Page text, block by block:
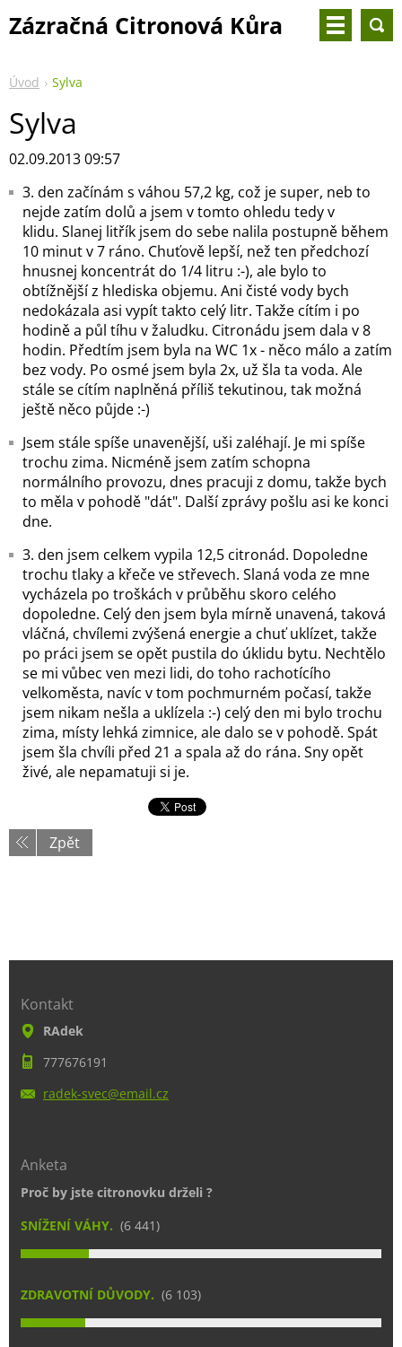
Zázračná Citronová Kůra
Úvod Sylva
Sylva
02.09.2013 09:57
3. den začínám s váhou 57,2 kg, což je super, neb to
nejde zatím dolů a jsem v tomto ohledu tedy v
klidu. Slanej litřík jsem do sebe nalila postupně během
10 minut v 7 ráno. Chuťově lepší, než ten předchozí
hnusnej koncentrát do 1/4 litru :-), ale bylo to
obtížnější z hlediska objemu. Ani čisté vody bych
nedokázala asi vypít takto celý litr. Takže cítím i po
hodině a půl tíhu v žaludku. Citronádu jsem dala v 8
hodin. Předtím jsem byla na WC 1x - něco málo a zatím
bez vody. Po osmé jsem byla 2x, už šla ta voda. Ale
stále se cítím naplněná příliš tekutinou, tak možná
ještě něco půjde :-)
Jsem stále spíše unavenější, uši zaléhají. Je mi spíše
trochu zima. Nicméně jsem zatím schopna
normálního provozu, dnes pracuji z domu, takže bych
to měla v pohodě "dát". Další zprávy pošlu asi ke konci
dne.
3. den jsem celkem vypila 12,5 citronád. Dopoledne
trochu tlaky a křeče ve střevech. Slaná voda ze mne
vycházela po troškách v průběhu skoro celého
dopoledne. Celý den jsem byla mírně unavená, taková
vláčná, chvílemi zvýšená energie a chuť uklízet, takže
po práci jsem se opět pustila do úklidu bytu. Nechtělo
se mi vůbec ven mezi lidi, do toho rachotícího
velkoměsta, navíc v tom pochmurném počasí, takže
jsem nikam nešla a uklízela :-) celý den mi bylo trochu
zima, místy lehká zimnice, ale dalo se v pohodě. Spát
jsem šla chvíli před 21 a spala až do rána. Sny opět
živé, ale nepamatuji si je.
Zpět
Kontakt
RAdek
777676191
radek-svec@email.cz
Anketa
Proč by jste citronovku drželi ?
SNÍŽENÍ VÁHY. (6 441)
ZDRAVOTNÍ DŮVODY. (6 103)